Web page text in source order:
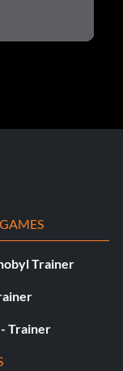
Trainer
Trainer